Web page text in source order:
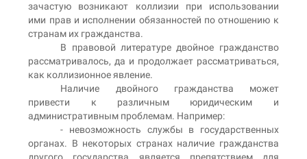
зачастую возникают коллизии при использовании
ими прав и исполнении обязанностей по отношению к
странам их гражданства.
В правовой литературе двойное гражданство
рассматривалось, да и продолжает рассматриваться,
как коллизионное явление.
Наличие двойного гражданства может
привести к различным юридическим и
административным проблемам. Например:
- невозможность службы в государственных
органах. В некоторых странах наличие гражданства